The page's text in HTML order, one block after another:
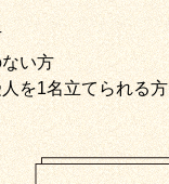
い方
を1名立てられる方